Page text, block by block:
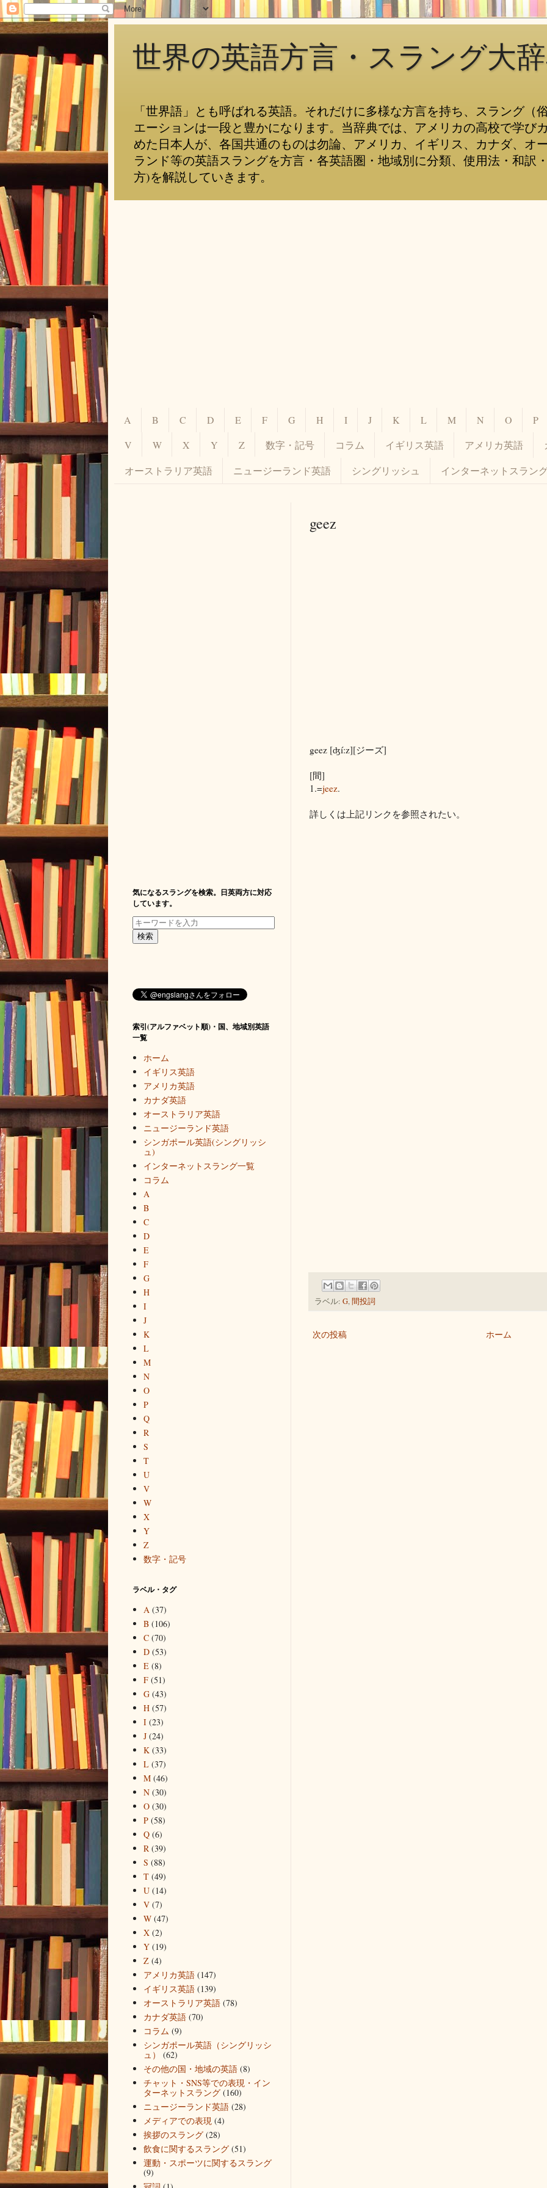
世界の英語方言・スラング大
「世界語」とも呼ばれる英語。それだけに多様な方言を持ち、スラング（
エーションは一段と豊かになります。当辞典では、アメリカの高校で学び
めた日本人が、各国共通のものは勿論、アメリカ、イギリス、カナダ、オ
ランド等の英語スラングを方言・各英語圏・地域別に分類、使用法・和訳
方)を解説していきます。
A B C D E F G H I J K L M N O
P
V
W X Y Z 数字・記号 コラム イギリス英語 アメリカ英語
オーストラリア英語 ニュージーランド英語 シングリッシュ インターネットスラン
geez
geez [ʤí:z][ジーズ]
[間]
1.=jeez.
詳しくは上記リンクを参照されたい。
ラベル: G,間投詞
次の投稿 ホーム
気になるスラングを検索。日英両方に対応
しています。
索引(アルファベット順)・国、地域別英語
一覧
ホーム
イギリス英語
アメリカ英語
カナダ英語
オーストラリア英語
ニュージーランド英語
シンガポール英語(シングリッシ
ュ)
インターネットスラング一覧
コラム
A
B
C
D
E
F
G
H
I
J
K
L
M
N
O
P
Q
R
S
T
U
V
W
X
Y
Z
数字・記号
ラベル・タグ
A (37)
B (106)
C (70)
D (53)
E (8)
F (51)
G (43)
H (57)
I (23)
J (24)
K (33)
L (37)
M (46)
N (30)
O (30)
P (58)
Q (6)
R (39)
S (88)
T (49)
U (14)
V (7)
W (47)
X (2)
Y (19)
Z (4)
アメリカ英語 (147)
イギリス英語 (139)
オーストラリア英語 (78)
カナダ英語 (70)
コラム (9)
シンガポール英語（シングリッシ
ュ）
(62)
その他の国・地域の英語 (8)
チャット・SNS等での表現・イン
ターネットスラング (160)
ニュージーランド英語 (28)
メディアでの表現 (4)
挨拶のスラング (28)
飲食に関するスラング (51)
運動・スポーツに関するスラング
(9)